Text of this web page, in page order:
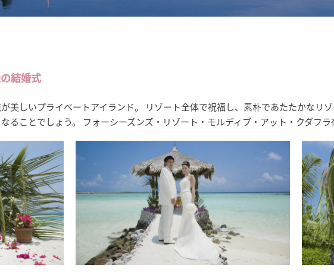
結婚式
美しいプライベートアイランド。 リゾート全体で祝福し、素朴であたたかなリ
ることでしょう。 フォーシーズンズ・リゾート・モルディブ・アット・クダフ